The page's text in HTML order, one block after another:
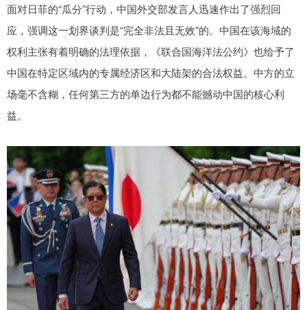
面对日菲的“瓜分”行动，中国外交部发言人迅速作出了强烈回
应，强调这一划界谈判是“完全非法且无效”的。中国在该海域的
权利主张有着明确的法理依据，《联合国海洋法公约》也给予了
中国在特定区域内的专属经济区和大陆架的合法权益。中方的立
场毫不含糊，任何第三方的单边行为都不能撼动中国的核心利
益。